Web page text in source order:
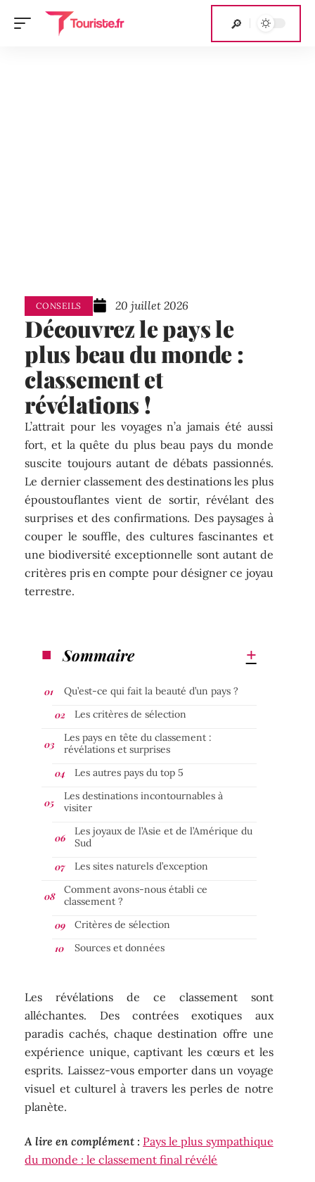
CONSEILS 20 juillet 2026
Découvrez le pays le
plus beau du monde :
classement et
révélations !
L’attrait pour les voyages n’a jamais été aussi
fort, et la quête du plus beau pays du monde
suscite toujours autant de débats passionnés.
Le dernier classement des destinations les plus
époustouflantes vient de sortir, révélant des
surprises et des confirmations. Des paysages à
couper le souffle, des cultures fascinantes et
une biodiversité exceptionnelle sont autant de
critères pris en compte pour désigner ce joyau
terrestre.
Sommaire
Qu’est-ce qui fait la beauté d’un pays ?
Les critères de sélection
Les pays en tête du classement :
révélations et surprises
Les autres pays du top 5
Les destinations incontournables à
visiter
Les joyaux de l’Asie et de l’Amérique du
Sud
Les sites naturels d’exception
Comment avons-nous établi ce
classement ?
Critères de sélection
Sources et données
Les révélations de ce classement sont
alléchantes. Des contrées exotiques aux
paradis cachés, chaque destination offre une
expérience unique, captivant les cœurs et les
esprits. Laissez-vous emporter dans un voyage
visuel et culturel à travers les perles de notre
planète.
A lire en complément : Pays le plus sympathique
du monde : le classement final révélé